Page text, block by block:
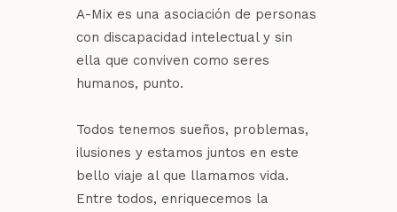
A-Mix es una asociación de personas
con discapacidad intelectual y sin
ella que conviven como seres
humanos, punto.
Todos tenemos sueños, problemas,
ilusiones y estamos juntos en este
bello viaje al que llamamos vida.
Entre todos, enriquecemos la